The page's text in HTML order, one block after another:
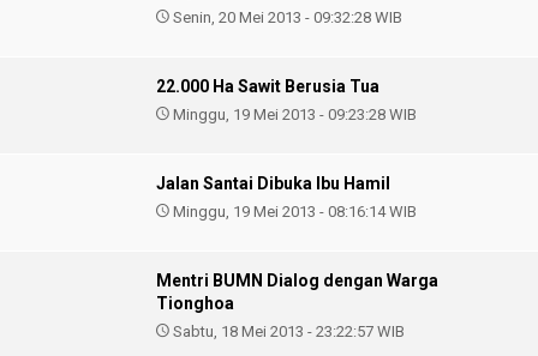
Senin, 20 Mei 2013 - 09:32:28 WIB
22.000 Ha Sawit Berusia Tua
Minggu, 19 Mei 2013 - 09:23:28 WIB
Jalan Santai Dibuka Ibu Hamil
Minggu, 19 Mei 2013 - 08:16:14 WIB
Mentri BUMN Dialog dengan Warga
Tionghoa
Sabtu, 18 Mei 2013 - 23:22:57 WIB